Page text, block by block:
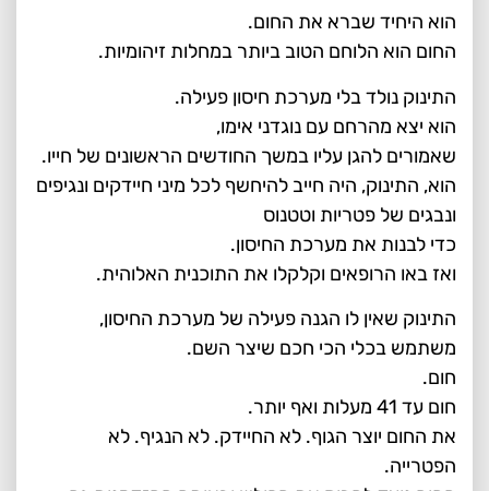
הוא היחיד שברא את החום.
החום הוא הלוחם הטוב ביותר במחלות זיהומיות.
התינוק נולד בלי מערכת חיסון פעילה.
הוא יצא מהרחם עם נוגדני אימו,
שאמורים להגן עליו במשך החודשים הראשונים של חייו.
הוא, התינוק, היה חייב להיחשף לכל מיני חיידקים ונגיפים
ונבגים של פטריות וטטנוס
כדי לבנות את מערכת החיסון.
ואז באו הרופאים וקלקלו את התוכנית האלוהית.
התינוק שאין לו הגנה פעילה של מערכת החיסון,
משתמש בכלי הכי חכם שיצר השם.
חום.
חום עד 41 מעלות ואף יותר.
את החום יוצר הגוף. לא החיידק. לא הנגיף. לא
הפטרייה.